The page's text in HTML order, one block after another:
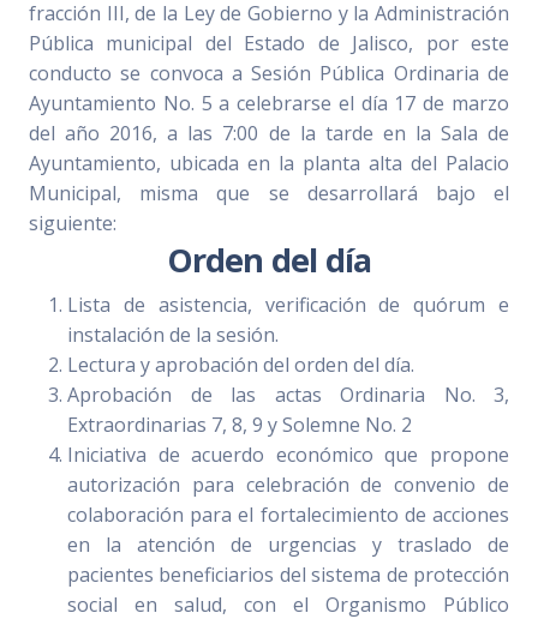
fracción III, de la Ley de Gobierno y la Administración
Pública municipal del Estado de Jalisco, por este
conducto se convoca a Sesión Pública Ordinaria de
Ayuntamiento No. 5 a celebrarse el día 17 de marzo
del año 2016, a las 7:00 de la tarde en la Sala de
Ayuntamiento, ubicada en la planta alta del Palacio
Municipal, misma que se desarrollará bajo el
siguiente:
Orden del día
Lista de asistencia, verificación de quórum e
instalación de la sesión.
Lectura y aprobación del orden del día.
Aprobación de las actas Ordinaria No. 3,
Extraordinarias 7, 8, 9 y Solemne No. 2
Iniciativa de acuerdo económico que propone
autorización para celebración de convenio de
colaboración para el fortalecimiento de acciones
en la atención de urgencias y traslado de
pacientes beneficiarios del sistema de protección
social en salud, con el Organismo Público